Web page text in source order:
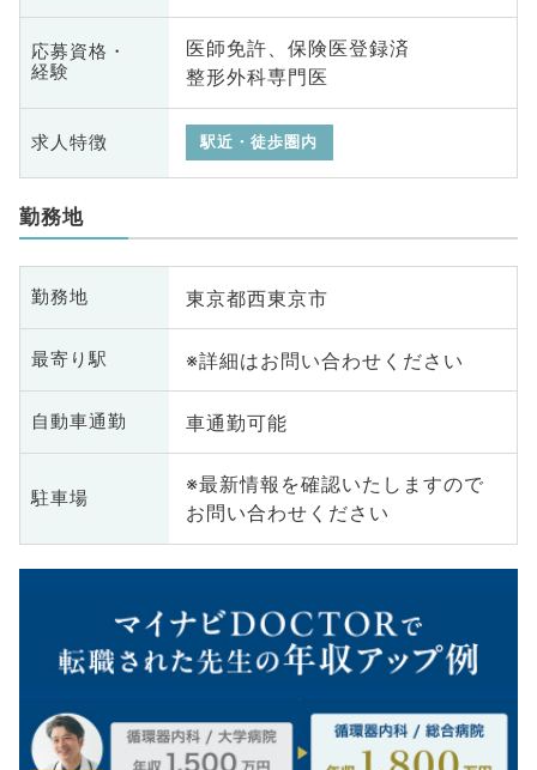
応募資格・
経験
医師免許、保険医登録済
整形外科専門医
求人特徴 駅近・徒歩圏内
勤務地
勤務地 東京都西東京市
最寄り駅 ※詳細はお問い合わせください
自動車通勤 車通勤可能
駐車場
※最新情報を確認いたしますので
お問い合わせください